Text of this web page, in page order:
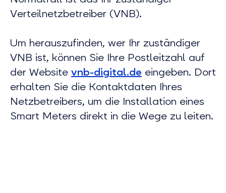
Verteilnetzbetreiber (VNB).
Um herauszufinden, wer Ihr zuständiger
VNB ist, können Sie Ihre Postleitzahl auf
der Website vnb-digital.de eingeben. Dort
erhalten Sie die Kontaktdaten Ihres
Netzbetreibers, um die Installation eines
Smart Meters direkt in die Wege zu leiten.